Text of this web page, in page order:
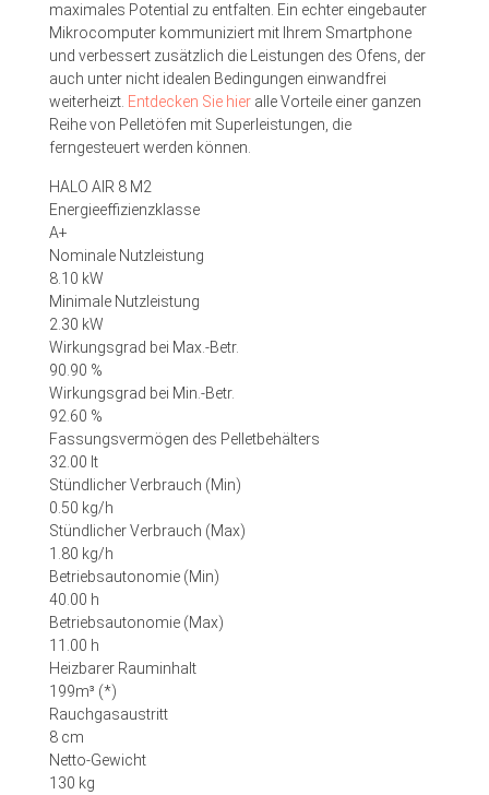
maximales Potential zu entfalten. Ein echter eingebauter
Mikrocomputer kommuniziert mit Ihrem Smartphone
und verbessert zusätzlich die Leistungen des Ofens, der
auch unter nicht idealen Bedingungen einwandfrei
weiterheizt. Entdecken Sie hier alle Vorteile einer ganzen
Reihe von Pelletöfen mit Superleistungen, die
ferngesteuert werden können.
HALO AIR 8 M2
Energieeffizienzklasse
A+
Nominale Nutzleistung
8.10 kW
Minimale Nutzleistung
2.30 kW
Wirkungsgrad bei Max.-Betr.
90.90 %
Wirkungsgrad bei Min.-Betr.
92.60 %
Fassungsvermögen des Pelletbehälters
32.00 lt
Stündlicher Verbrauch (Min)
0.50 kg/h
Stündlicher Verbrauch (Max)
1.80 kg/h
Betriebsautonomie (Min)
40.00 h
Betriebsautonomie (Max)
11.00 h
Heizbarer Rauminhalt
199m³ (*)
Rauchgasaustritt
8 cm
Netto-Gewicht
130 kg